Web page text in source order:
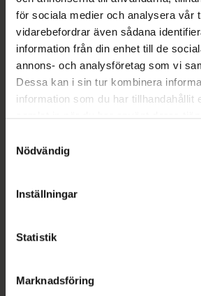
för sociala medier och analysera vår
vidarebefordrar även sådana
information från din enhet till de
annons- och analysföretag som vi
Dessa kan i sin tur kombinera
information som du har tillhandahållit
samlat in när du har använt deras
återkalla ditt samtycke via
cookieinställningar. Ett återkallat
lagligheten av behandling som skett
Nödvändig
Inställningar
Statistik
Marknadsföring
Mjölkbaserad dryckesmåltid
choklad. Berikad med vitaminer
Laktos- och glutenfri.
Jämförpris 0,10 kr/ml
EAN:07340001805321
Kategorier:
Kost och hälsa
Innehåll
Instruktioner